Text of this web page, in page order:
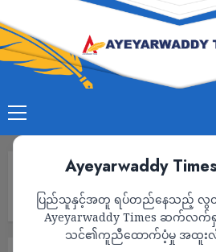
Ayeyarwaddy
ပြည်သူနှင့်အတူ ရပ်တည်နေသည့် လွ
Ayeyarwaddy Times ဆက်လ
သင်၏ကူညီထောက်ပံ့မှု အထူးလို
ထိမ်ချန် ထုတ်ပြန်